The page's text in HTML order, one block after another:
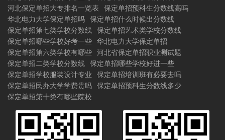
河北保定单招大专排名一览表
保定单招预科生分数线高吗
华北电力大学保定单招吗
保定单招什么时候出分数线
保定单招第七类学校分数线
保定单招艺术类学校分数线
保定单招哪些学校好考一些
华北电力大学保定单招
保定单招第六类学校有哪些
河北省保定单招职业测试题
保定单招二类学校分数线
保定单招哪些学校好进一些
保定单招学校服装设计专业
保定单招培训班有必要去吗
保定单招民办大学学费贵吗
保定单招预科生分数线多少
保定单招第十类有哪些院校